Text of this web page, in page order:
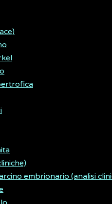
embrionario (analisi